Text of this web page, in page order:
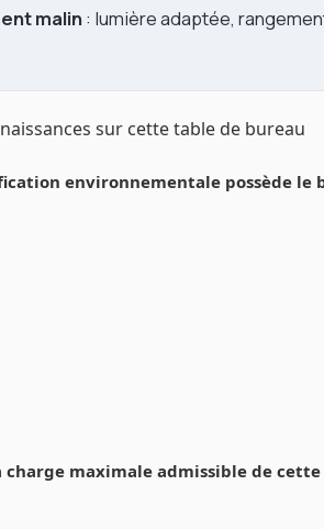
malin : lumière adaptée,
sur cette table de bureau
environnementale possède le
charge maximale admissible de